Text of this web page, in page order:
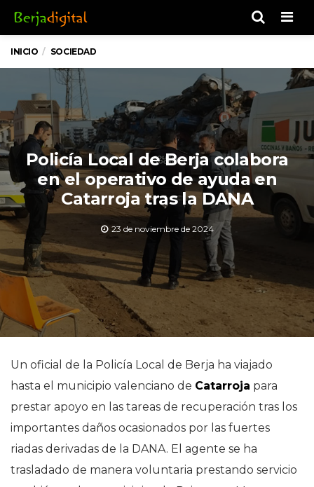
INICIO SOCIEDAD
Policía Local de Berja colabora
en el operativo de ayuda en
Catarroja tras la DANA
23 de noviembre de 2024
Un oficial de la Policía Local de Berja ha viajado
hasta el municipio valenciano de Catarroja para
prestar apoyo en las tareas de recuperación tras los
importantes daños ocasionados por las fuertes
riadas derivadas de la DANA. El agente se ha
trasladado de manera voluntaria prestando servicio